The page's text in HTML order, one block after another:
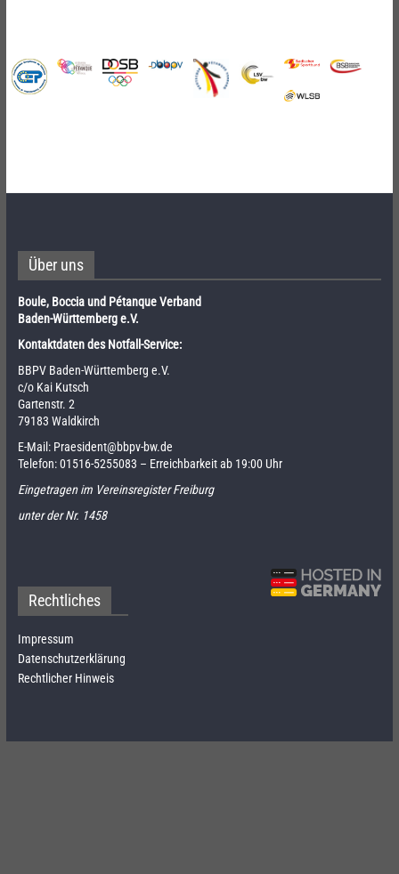
Über uns
Boule, Boccia und Pétanque Verband
Baden-Württemberg e.V.
Kontaktdaten des Notfall-Service:
BBPV Baden-Württemberg e.V.
c/o Kai Kutsch
Gartenstr. 2
79183 Waldkirch
E-Mail: Praesident@bbpv-bw.de
Telefon:01516-5255083 – Erreichbarkeit ab 19:00 Uhr
Eingetragen im Vereinsregister Freiburg
unter der Nr. 1458
Rechtliches
Impressum
Datenschutzerklärung
Rechtlicher Hinweis